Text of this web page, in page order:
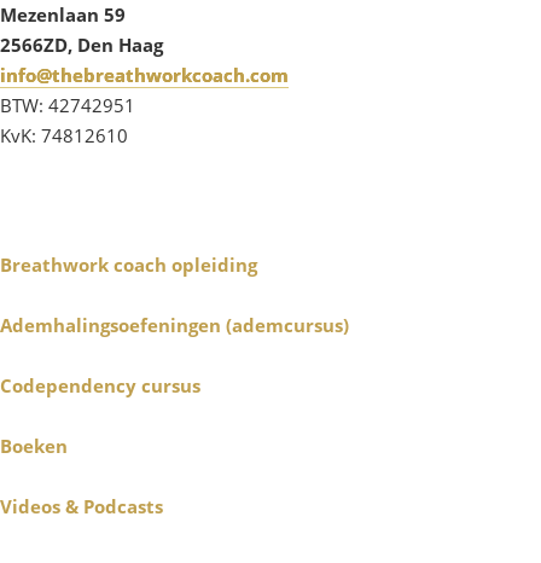
Mezenlaan 59
2566ZD, Den Haag
info@thebreathworkcoach.com
BTW: 42742951
KvK: 74812610
Breathwork coach opleiding
Ademhalingsoefeningen (ademcursus)
Codependency cursus
Boeken
Videos & Podcasts